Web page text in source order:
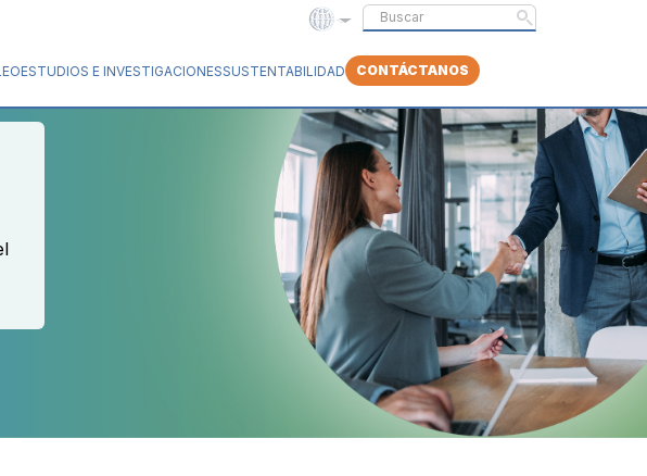
ESTUDIOS E INVESTIGACIONESSUSTENTABILIDAD CONTÁCTANOS